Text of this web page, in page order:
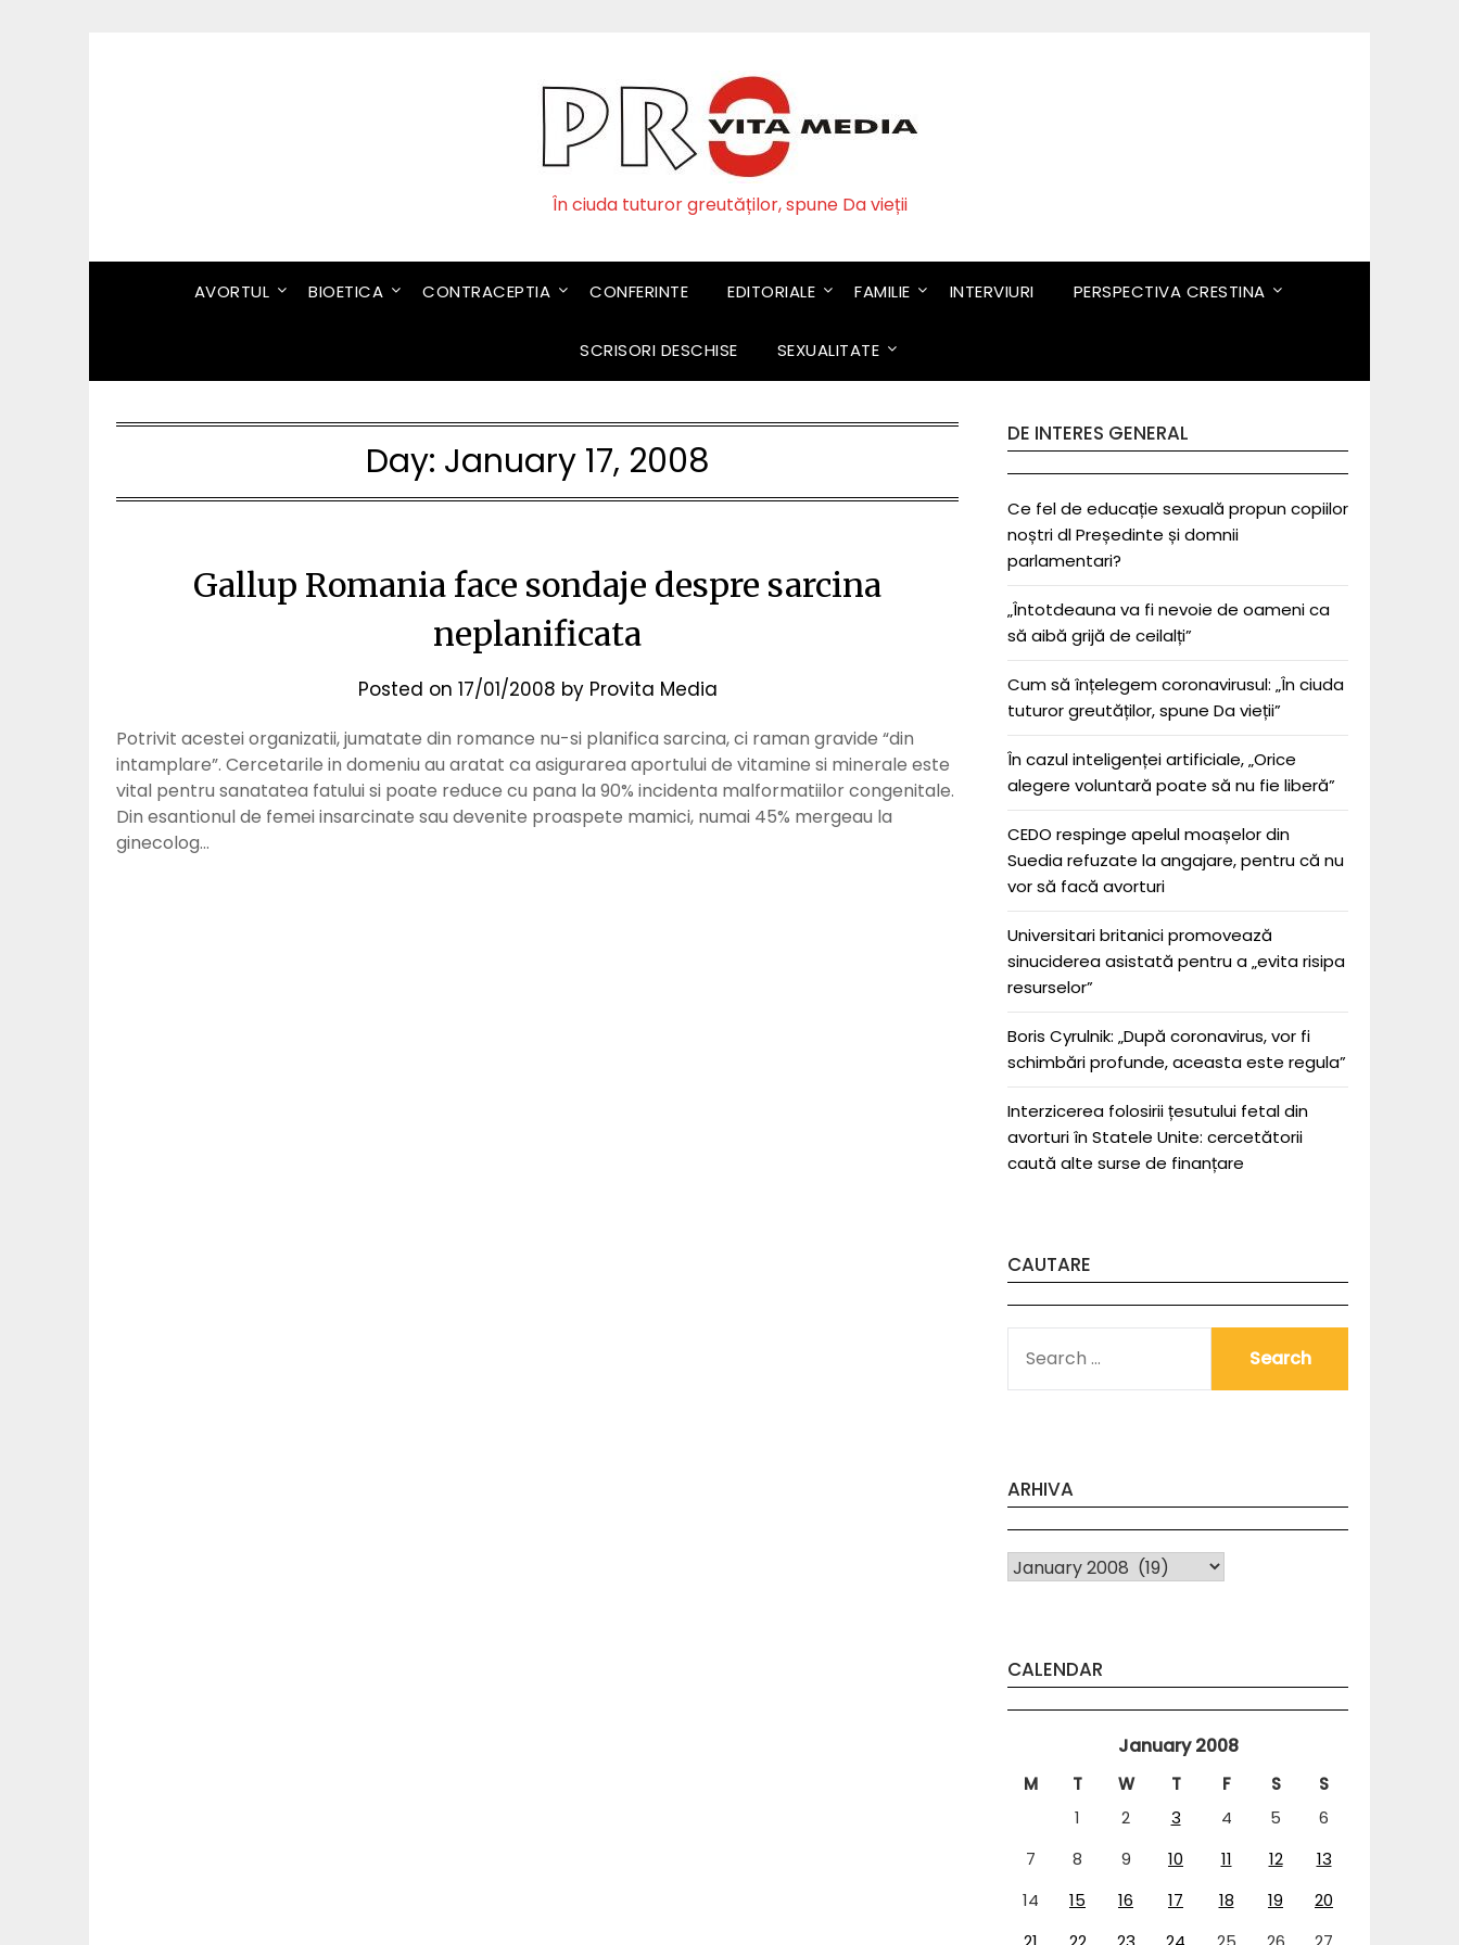
În ciuda tuturor greutăților, spune Da vieții
AVORTUL BIOETICA CONTRACEPTIA CONFERINTE EDITORIALE FAMILIE INTERVIURI PERSPECTIVA CRESTINA
SCRISORI DESCHISE SEXUALITATE
Day: January 17, 2008
Gallup Romania face sondaje despre sarcina
neplanificata
Posted on 17/01/2008 by Provita Media
Potrivit acestei organizatii, jumatate din romance nu-si planifica sarcina, ci raman gravide “din
intamplare”. Cercetarile in domeniu au aratat ca asigurarea aportului de vitamine si minerale este
vital pentru sanatatea fatului si poate reduce cu pana la 90% incidenta malformatiilor congenitale.
Din esantionul de femei insarcinate sau devenite proaspete mamici, numai 45% mergeau la
ginecolog…
DE INTERES GENERAL
Ce fel de educație sexuală propun copiilor
noștri dl Președinte și domnii
parlamentari?
„Întotdeauna va fi nevoie de oameni ca
să aibă grijă de ceilalți”
Cum să înțelegem coronavirusul: „În ciuda
tuturor greutăților, spune Da vieții”
În cazul inteligenței artificiale, „Orice
alegere voluntară poate să nu fie liberă”
CEDO respinge apelul moașelor din
Suedia refuzate la angajare, pentru că nu
vor să facă avorturi
Universitari britanici promovează
sinuciderea asistată pentru a „evita risipa
resurselor”
Boris Cyrulnik: „După coronavirus, vor fi
schimbări profunde, aceasta este regula”
Interzicerea folosirii țesutului fetal din
avorturi în Statele Unite: cercetătorii
caută alte surse de finanțare
CAUTARE
FOR:
ARHIVA
Arhiva
CALENDAR
January 2008
M T W T F S
S
1
2 3 4 5
6
7
8 9 10 11 12
13
14
15 16 17 18 19
20